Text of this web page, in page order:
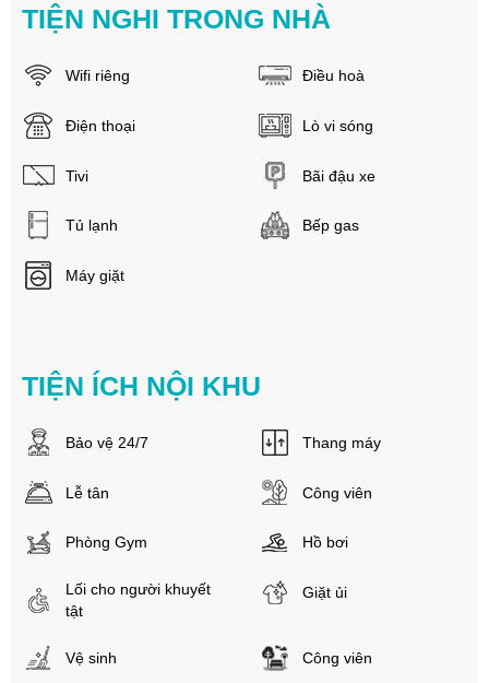
TIỆN NGHI TRONG NHÀ
Wifi riêng Điều hoà
Điện thoại Lò vi sóng
Tivi Bãi đậu xe
Tủ lạnh Bếp gas
Máy giặt
TIỆN ÍCH NỘI KHU
Bảo vệ 24/7 Thang máy
Lễ tân Công viên
Phòng Gym Hồ bơi
Lối cho người khuyết
tật
Giặt ủi
Vệ sinh Công viên